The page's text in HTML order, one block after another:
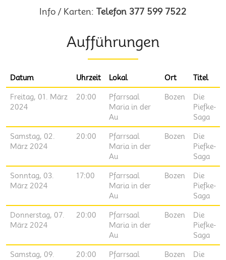
Info / Karten: Telefon 377 599 7522
Aufführungen
Datum Uhrzeit Lokal Ort Titel
Freitag, 01. März
2024
20:00
Pfarrsaal
Maria in der
Au
Bozen
Die
Piefke-
Saga
Samstag, 02.
März 2024
20:00
Pfarrsaal
Maria in der
Au
Bozen
Die
Piefke-
Saga
Sonntag, 03.
März 2024
17:00
Pfarrsaal
Maria in der
Au
Bozen
Die
Piefke-
Saga
Donnerstag, 07.
März 2024
20:00
Pfarrsaal
Maria in der
Au
Bozen
Die
Piefke-
Saga
Samstag, 09.
20:00
Pfarrsaal
Bozen
Die